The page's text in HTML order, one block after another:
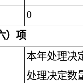
0
）项
本年处理决
处理决定数